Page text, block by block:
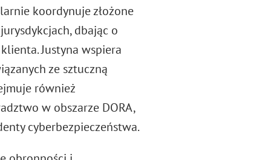
koordynuje złożone
dbając o
Justyna wspiera
ze sztuczną
również
w obszarze DORA,
cyberbezpieczeństwa.